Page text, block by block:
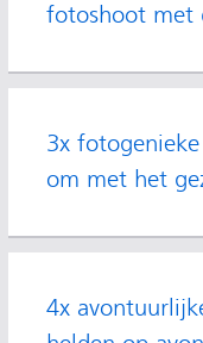
fotoshoot met
3x
om met het
4x